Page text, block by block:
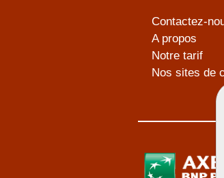
Contactez-
A propos
Notre tarif
Nos sites de